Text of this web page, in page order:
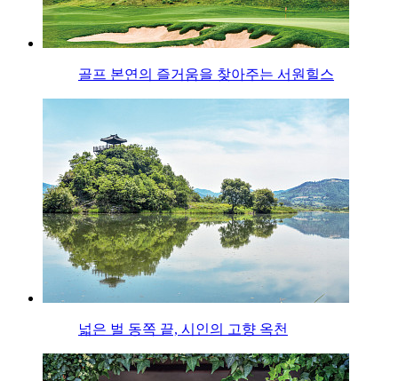
골프 본연의 즐거움을 찾아주는 서원힐스
넓은 벌 동쪽 끝, 시인의 고향 옥천